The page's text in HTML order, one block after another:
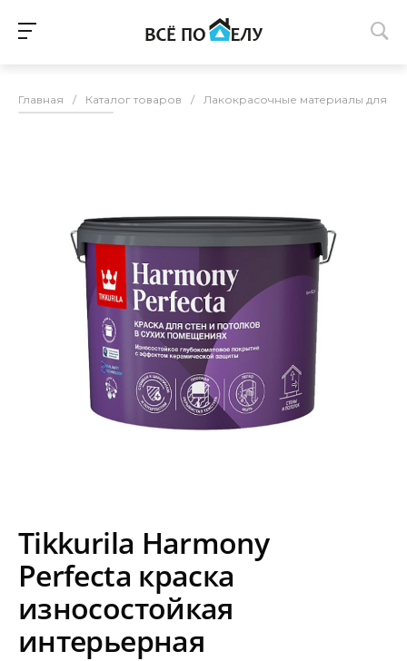
Главная / Каталог товаров / Лакокрасочные материалы для
Tikkurila Harmony
Perfecta краска
износостойкая
интерьерная